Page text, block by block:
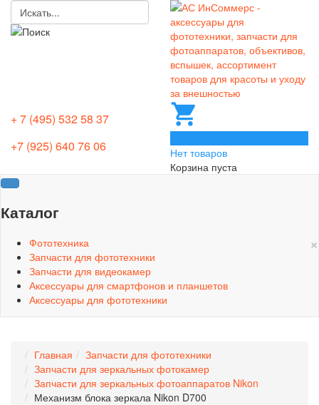
+ 7 (495) 532 58 37
+7 (925) 640 76 06
Нет товаров
Корзина пуста
Каталог
×
Фототехника
Запчасти для фототехники
Запчасти для видеокамер
Аксессуары для смартфонов и планшетов
Аксессуары для фототехники
Главная
Запчасти для фототехники
Запчасти для зеркальных фотокамер
Запчасти для зеркальных фотоаппаратов Nikon
Механизм блока зеркала Nikon D700